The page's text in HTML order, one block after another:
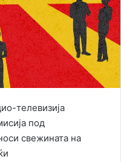
телевизија
под
свежината на